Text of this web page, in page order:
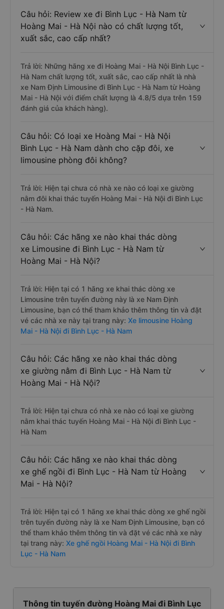
Câu hỏi: Review xe đi Bình Lục - Hà Nam từ
Hoàng Mai - Hà Nội nào có chất lượng tốt,
xuất sắc, cao cấp nhất?
Trả lời: Những hãng xe đi Hoàng Mai - Hà Nội Bình Lục -
Hà Nam chất lượng tốt, xuất sắc, cao cấp nhất là nhà
xe Nam Định Limousine đi Bình Lục - Hà Nam từ Hoàng
Mai - Hà Nội với điểm chất lượng là 4.8/5 dựa trên 159
đánh giá của khách hàng).
Câu hỏi: Có loại xe Hoàng Mai - Hà Nội
Bình Lục - Hà Nam dành cho cặp đôi, xe
limousine phòng đôi không?
Trả lời: Hiện tại chưa có nhà xe nào có loại xe giường
nằm đôi khai thác tuyến Hoàng Mai - Hà Nội đi Bình Lục
- Hà Nam.
Câu hỏi: Các hãng xe nào khai thác dòng
xe Limousine đi Bình Lục - Hà Nam từ
Hoàng Mai - Hà Nội?
Trả lời: Hiện tại có 1 hãng xe khai thác dòng xe
Limousine trên tuyến đường này là xe Nam Định
Limousine, bạn có thể tham khảo thêm thông tin và đặt
vé các nhà xe này tại trang này: Xe limousine Hoàng
Mai - Hà Nội đi Bình Lục - Hà Nam
Câu hỏi: Các hãng xe nào khai thác dòng
xe giường nằm đi Bình Lục - Hà Nam từ
Hoàng Mai - Hà Nội?
Trả lời: Hiện tại chưa có nhà xe nào có loại xe giường
nằm khai thác tuyến Hoàng Mai - Hà Nội đi Bình Lục -
Hà Nam
Câu hỏi: Các hãng xe nào khai thác dòng
xe ghế ngồi đi Bình Lục - Hà Nam từ Hoàng
Mai - Hà Nội?
Trả lời: Hiện tại có 1 hãng xe khai thác dòng xe ghế ngồi
trên tuyến đường này là xe Nam Định Limousine, bạn có
thể tham khảo thêm thông tin và đặt vé các nhà xe này
tại trang này: Xe ghế ngồi Hoàng Mai - Hà Nội đi Bình
Lục - Hà Nam
Thông tin tuyến đường Hoàng Mai đi Bình Lục